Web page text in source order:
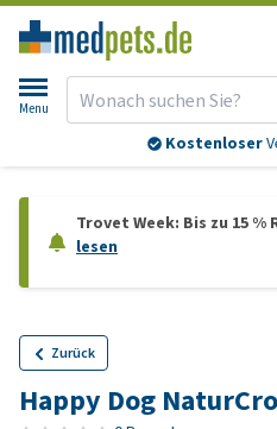
Menu
Kostenloser
Trovet Week: Bis zu 15
lesen
Zurück
Happy Dog